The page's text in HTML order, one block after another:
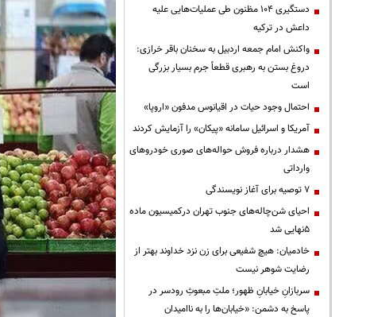
دستگیری ۱۰۴ مظنون طی عملیات‌هایی علیه
داعش در ترکیه
واکنش امام جمعه اردبیل به سخنان باقر خرازی:
دروغ بستن به رهبری قطعاً جرم بسیار بزرگی
است
احتمال وجود حیات در اقیانوس مدفون «اروپا»
آمریکا و اسرائیل سامانه «پیکان» را آزمایش کردند
هشدار درباره فروش حواله‌های صوری خودروهای
وارداتی
۷ توصیه برای آغاز نویسندگی
احیای شن‌چاله‌های جنوب تهران درکمیسیون ماده
۵نهایی شد
خادمیان: هیچ شفیعی برای زن نزد خداوند بهتر از
رضایت شوهر نیست
سربازانِ خیابانِ ظهور؛ ملتِ مبعوثِ رودسر در
پاسخ به دشمن: «خیابان‌ها را به ناامیدان